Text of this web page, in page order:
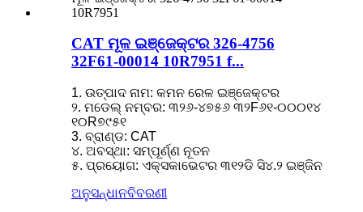
CAT ମୂଳ ଇଞ୍ଜେକ୍ଟର 326-4756
32F61-00014 10R7951 f...
1. ଉତ୍ପାଦ ନାମ: କମନ ରେଳ ଇଞ୍ଜେକ୍ଟର
୨. ମଡେଲ୍ ନମ୍ବର: ୩୨୬-୪୭୫୬ ୩୨F୬୧-୦୦୦୧୪
୧୦R୭୯୫୧
3. ବ୍ରାଣ୍ଡ: CAT
୪. ଅବସ୍ଥା: ସମ୍ପୂର୍ଣ୍ଣ ନୂତନ
୫. ପ୍ରୟୋଗ: ଏକ୍ସକାଭେଟର ୩୧୨ଡି ସି୪.୨ ଇଞ୍ଜିନ
ଅନୁସନ୍ଧାନବିବରଣୀ